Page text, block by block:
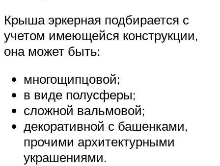
Крыша эркерная подбирается с
учетом имеющейся конструкции,
она может быть:
многощипцовой;
в виде полусферы;
сложной вальмовой;
декоративной с башенками,
прочими архитектурными
украшениями.